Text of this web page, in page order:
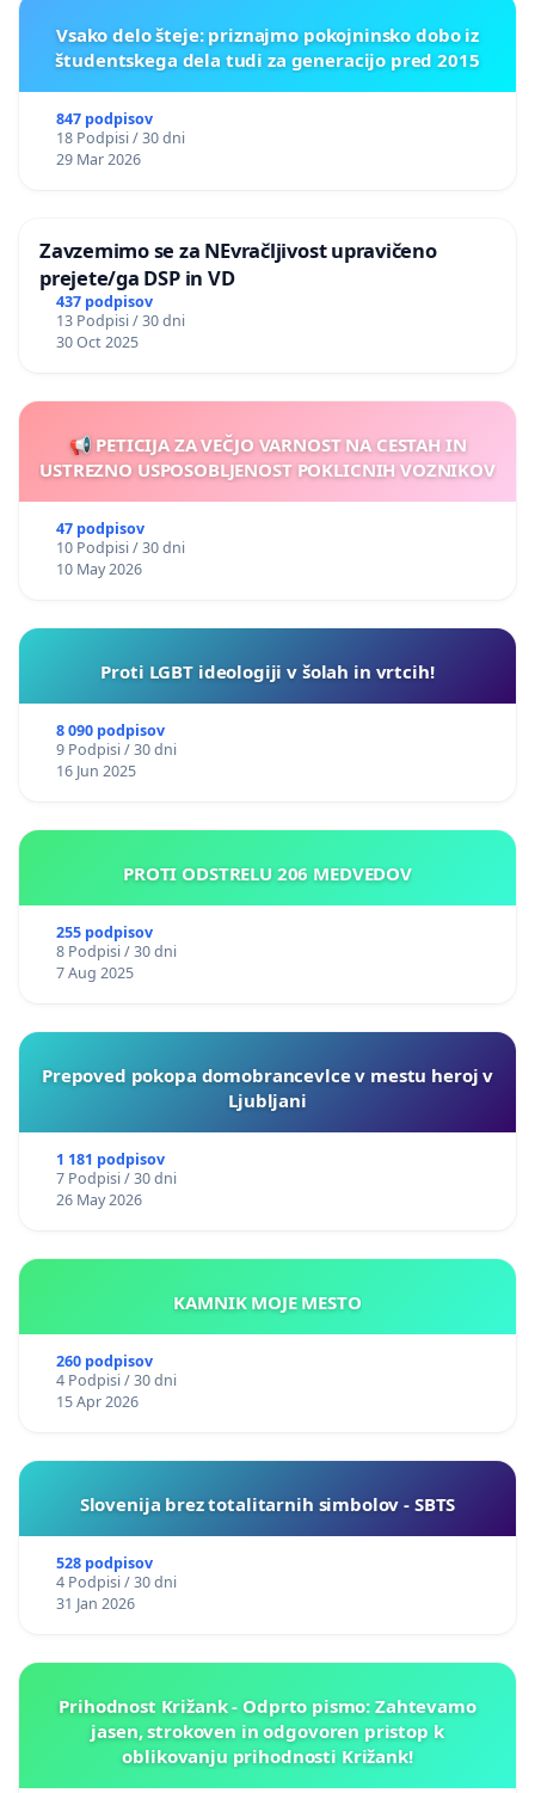
Vsako delo šteje: priznajmo pokojninsko dobo iz
študentskega dela tudi za generacijo pred 2015
847 podpisov
18 Podpisi / 30 dni
29 Mar 2026
Zavzemimo se za NEvračljivost upravičeno
prejete/ga DSP in VD
437 podpisov
13 Podpisi / 30 dni
30 Oct 2025
📢 PETICIJA ZA VEČJO VARNOST NA CESTAH IN
USTREZNO USPOSOBLJENOST POKLICNIH VOZNIKOV
47 podpisov
10 Podpisi / 30 dni
10 May 2026
Proti LGBT ideologiji v šolah in vrtcih!
8 090 podpisov
9 Podpisi / 30 dni
16 Jun 2025
PROTI ODSTRELU 206 MEDVEDOV
255 podpisov
8 Podpisi / 30 dni
7 Aug 2025
Prepoved pokopa domobrancevlce v mestu heroj v
Ljubljani
1 181 podpisov
7 Podpisi / 30 dni
26 May 2026
KAMNIK MOJE MESTO
260 podpisov
4 Podpisi / 30 dni
15 Apr 2026
Slovenija brez totalitarnih simbolov - SBTS
528 podpisov
4 Podpisi / 30 dni
31 Jan 2026
Prihodnost Križank - Odprto pismo: Zahtevamo
jasen, strokoven in odgovoren pristop k
oblikovanju prihodnosti Križank!